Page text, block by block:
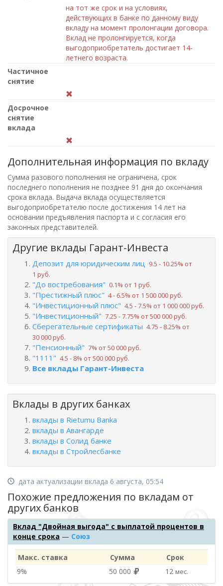
на тот же срок и на условиях,
действующих в банке по данному виду
вкладу на момент пролонгации договора.
Вклад не пролонгируется, когда
выгодоприобретатель достигает 14-
летнего возраста.
Частичное
снятие
Досрочное
снятие
вклада
Дополнительная информация по вкладу
Сумма разового пополнения не ограничена, срок
последнего пополнения не позднее 91 дня до окончания
срока вклада. Выдача вклада осуществляется
выгодоприобретателю после достижения 14 лет на
основании предъявления паспорта и с согласия его
законных представителей.
Другие вклады Гарант-Инвеста
Депозит для юридическим лиц 9.5 ‑ 10.25% от
1 руб.
"До востребования" 0.1% от 1 руб.
"Престижный плюс" 4 ‑ 6.5% от 1 500 000 руб.
"Инвестиционный плюс" 4.5 ‑ 7.5% от 1 000 000 руб.
"Инвестиционный" 7.25 ‑ 7.75% от 500 000 руб.
Сберегательные сертификаты 4.75 ‑ 8.25% от
30 000 руб.
"Пенсионный" 7% от 50 000 руб.
"1111" 4.5 ‑ 8% от 500 000 руб.
Все вклады Гарант-Инвеста
Вклады в других банках
вклады в Rietumu Banka
вклады в Авангарде
вклады в Солид банке
вклады в Стройлесбанке
дата актуализации вклада 6 августа, 05:54
Похожие предложения по вкладам от
других банков
Вклад "Двойная выгода" с выплатой процентов в
конце срока — Союз
Макс. ставка Сумма
Срок
9%
50 000 12 мес.